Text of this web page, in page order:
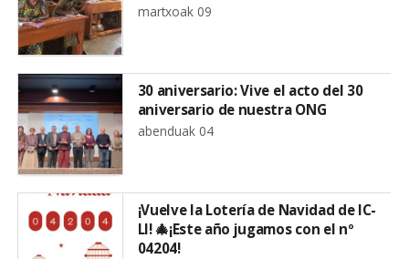
martxoak 09
30 aniversario: Vive el acto del 30
aniversario de nuestra ONG
abenduak 04
¡Vuelve la Lotería de Navidad de IC-
LI! 🎄¡Este año jugamos con el nº
04204!